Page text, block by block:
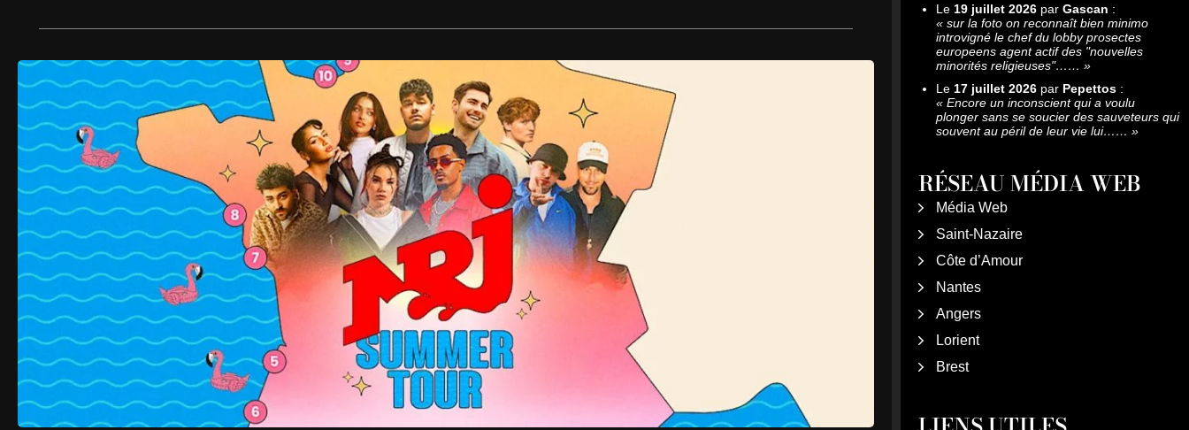
Le 19 juillet 2026 par Gascan :
« sur la foto on reconnaît bien minimo
introvigné le chef du lobby prosectes
europeens agent actif des "nouvelles
minorités religieuses"…… »
Le 17 juillet 2026 par Pepettos :
« Encore un inconscient qui a voulu
plonger sans se soucier des sauveteurs qui
souvent au péril de leur vie lui…… »
RÉSEAU MÉDIA WEB
Média Web
Saint-Nazaire
Côte d’Amour
Nantes
Angers
Lorient
Brest